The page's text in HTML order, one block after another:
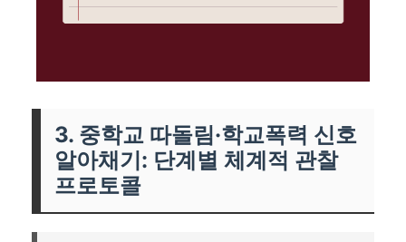
3. 중학교 따돌림·학교폭력 신호
알아채기: 단계별 체계적 관찰
프로토콜